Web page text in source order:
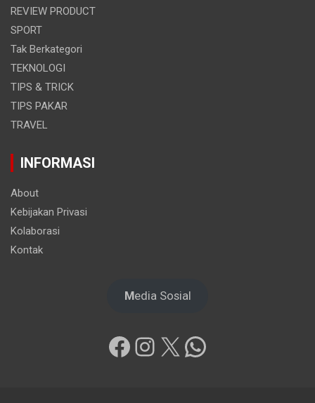
REVIEW PRODUCT
SPORT
Tak Berkategori
TEKNOLOGI
TIPS & TRICK
TIPS PAKAR
TRAVEL
INFORMASI
About
Kebijakan Privasi
Kolaborasi
Kontak
Media Sosial
Facebook
Instagram
X WhatsApp